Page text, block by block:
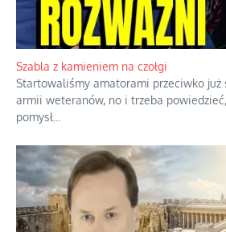
Szabla z kamieniem na czołgi
Startowaliśmy amatorami przeciwko już
armii weteranów, no i trzeba
pomysł